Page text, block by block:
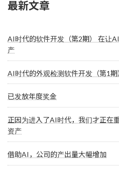
最新文章
AI时代的软件开发（第2期） 在让
产
AI时代的外观检测软件开发（第1期
已发放年度奖金
正因为进入了AI时代，我们才正在
资产
借助AI，公司的产出量大幅增加